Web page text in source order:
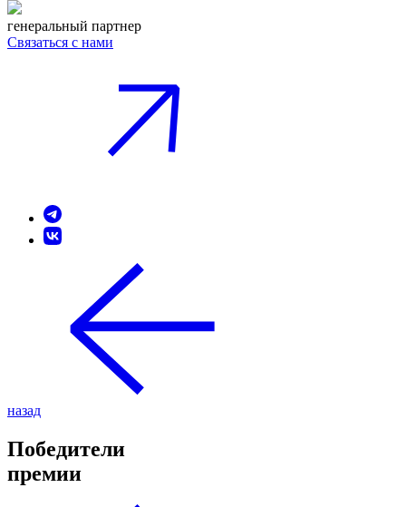
генеральный партнер
Связаться с нами
назад
Победители
премии